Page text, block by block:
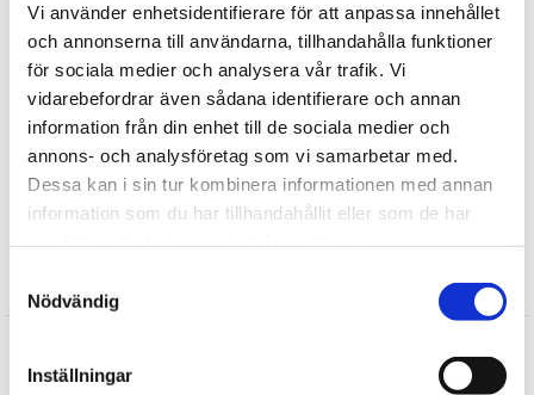
Vi använder enhetsidentifierare för att anpassa innehållet
och annonserna till användarna, tillhandahålla funktioner
för sociala medier och analysera vår trafik. Vi
vidarebefordrar även sådana identifierare och annan
information från din enhet till de sociala medier och
annons- och analysföretag som vi samarbetar med.
Dessa kan i sin tur kombinera informationen med annan
information som du har tillhandahållit eller som de har
Nödvändig
Inställningar
Tipsa
Upptäck mer
Fritid
Pennor, Kritor och Suddgummi
Presenter till Barnet